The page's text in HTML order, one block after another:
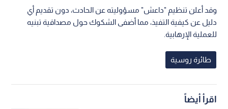
وقد أعلن تنظيم "داعش" مسؤوليته عن الحادث، دون تقديم أي
دليل عن كيفية التفيذ، مما أضفى الشكوك حول مصداقية تبنيه
للعملية الإرهابية.
طائرة روسية
اقرأ أيضاً